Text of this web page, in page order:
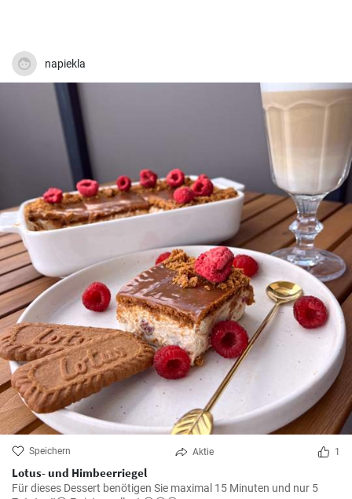
napiekla
Speichern Aktie 1
Lotus- und Himbeerriegel
Für dieses Dessert benötigen Sie maximal 15 Minuten und nur 5